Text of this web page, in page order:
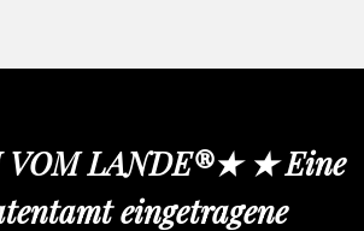
LANDE®★ ★ Eine
eingetragene